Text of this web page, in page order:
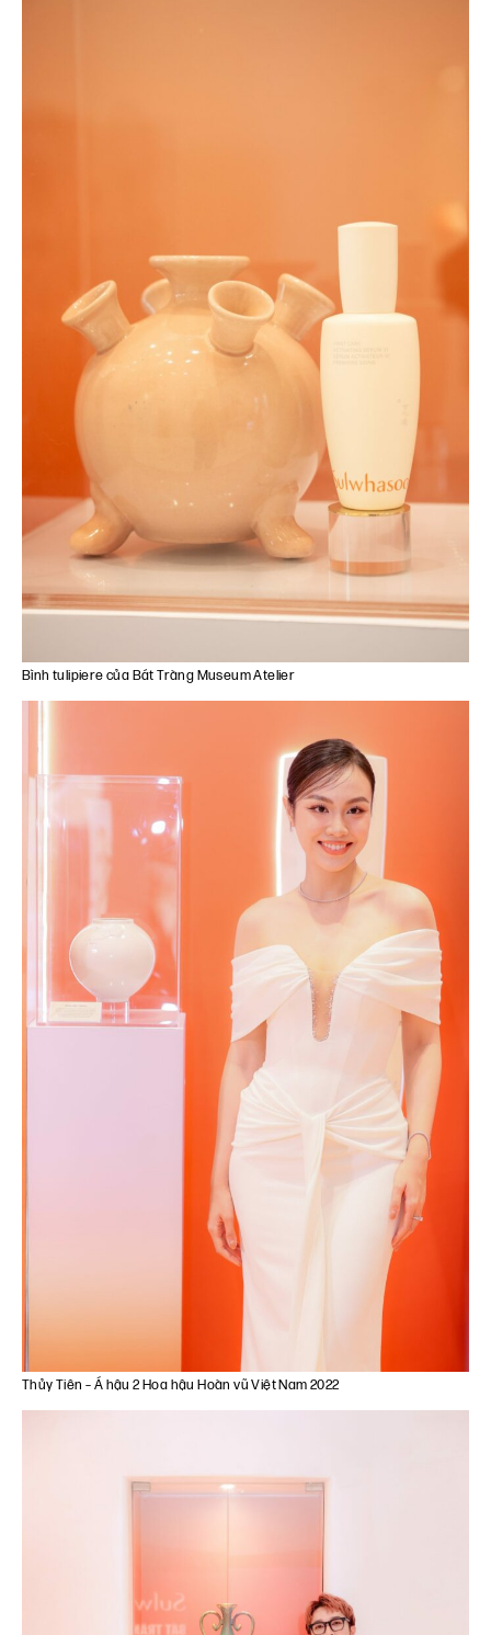
Bình tulipiere của Bát Tràng Museum Atelier
Thủy Tiên – Á hậu 2 Hoa hậu Hoàn vũ Việt Nam 2022